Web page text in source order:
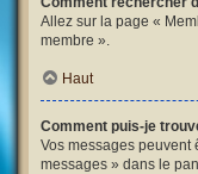
Allez sur la page «
membre ».
Haut
Comment puis-je
Vos messages peuvent
messages » dans le